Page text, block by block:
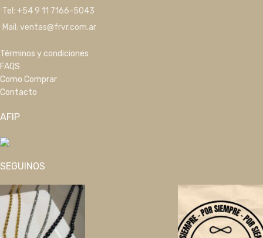
Tel: +54 9 11 7166-5043
Mail: ventas@frvr.com.ar
Términos y condiciones
FAQS
Como Comprar
Contacto
AFIP
SEGUINOS